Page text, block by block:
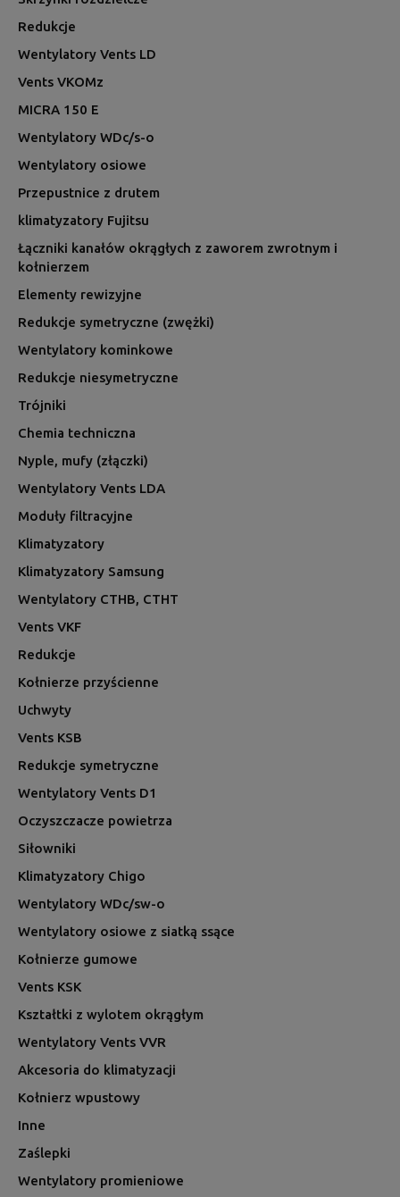
Redukcje
Wentylatory Vents LD
Vents VKOMz
MICRA 150 E
Wentylatory WDc/s-o
Wentylatory osiowe
Przepustnice z drutem
klimatyzatory Fujitsu
Łączniki kanałów okrągłych z zaworem zwrotnym i
kołnierzem
Elementy rewizyjne
Redukcje symetryczne (zwężki)
Wentylatory kominkowe
Redukcje niesymetryczne
Trójniki
Chemia techniczna
Nyple, mufy (złączki)
Wentylatory Vents LDA
Moduły filtracyjne
Klimatyzatory
Klimatyzatory Samsung
Wentylatory CTHB, CTHT
Vents VKF
Redukcje
Kołnierze przyścienne
Uchwyty
Vents KSB
Redukcje symetryczne
Wentylatory Vents D1
Oczyszczacze powietrza
Siłowniki
Klimatyzatory Chigo
Wentylatory WDc/sw-o
Wentylatory osiowe z siatką ssące
Kołnierze gumowe
Vents KSK
Kształtki z wylotem okrągłym
Wentylatory Vents VVR
Akcesoria do klimatyzacji
Kołnierz wpustowy
Inne
Zaślepki
Wentylatory promieniowe